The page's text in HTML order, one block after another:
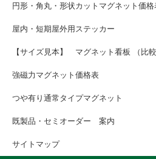
円形・角丸・形状カットマグネット価格
屋内・短期屋外用ステッカー
【サイズ見本】 マグネット看板 （比較
強磁力マグネット価格表
つや有り通常タイプマグネット
既製品・セミオーダー 案内
サイトマップ